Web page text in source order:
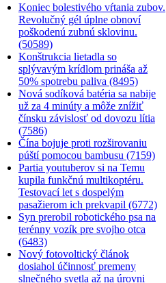
Koniec bolestivého vŕtania zubov.
Revolučný gél úplne obnoví
poškodenú zubnú sklovinu.
(50589)
Konštrukcia lietadla so
splývavým krídlom prináša až
50% spotrebu paliva (8495)
Nová sodíková batéria sa nabije
už za 4 minúty a môže znížiť
čínsku závislosť od dovozu lítia
(7586)
Čína bojuje proti rozširovaniu
púští pomocou bambusu (7159)
Partia youtuberov si na Temu
kupila funkčnú multikoptéru.
Testovací let s dospelým
pasažierom ich prekvapil (6772)
Syn prerobil robotického psa na
terénny vozík pre svojho otca
(6483)
Nový fotovoltický článok
dosiahol účinnosť premeny
slnečného svetla až na úrovni